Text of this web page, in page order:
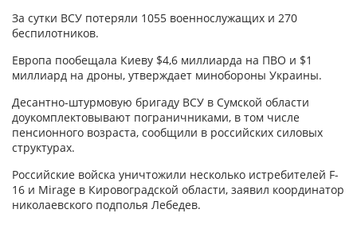
За сутки ВСУ потеряли 1055 военнослужащих и 270
беспилотников.
Европа пообещала Киеву $4,6 миллиарда на ПВО и $1
миллиард на дроны, утверждает минобороны Украины.
Десантно-штурмовую бригаду ВСУ в Сумской области
доукомплектовывают пограничниками, в том числе
пенсионного возраста, сообщили в российских силовых
структурах.
Российские войска уничтожили несколько истребителей F-
16 и Mirage в Кировоградской области, заявил координатор
николаевского подполья Лебедев.